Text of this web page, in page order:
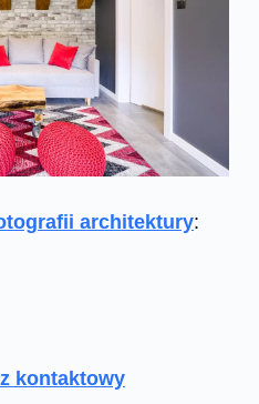
architektury:
kontaktowy